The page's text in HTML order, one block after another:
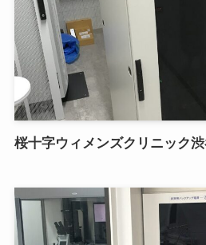
桜十字ウィメンズクリニック